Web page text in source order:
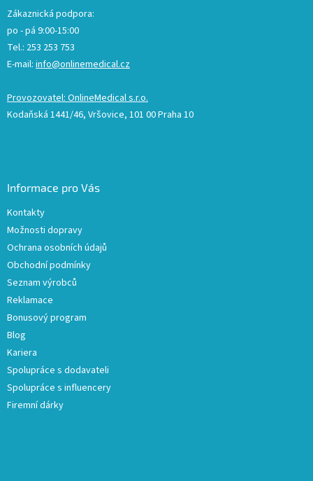
Zákaznická podpora:
po - pá 9:00-15:00
Tel.: 253 253 753
E-mail: info@onlinemedical.cz
Provozovatel: OnlineMedical s.r.o.
Kodaňská 1441/46, Vršovice, 101 00 Praha 10
Informace pro Vás
Kontakty
Možnosti dopravy
Ochrana osobních údajů
Obchodní podmínky
Seznam výrobců
Reklamace
Bonusový program
Blog
Kariera
Spolupráce s dodavateli
Spolupráce s influencery
Firemní dárky